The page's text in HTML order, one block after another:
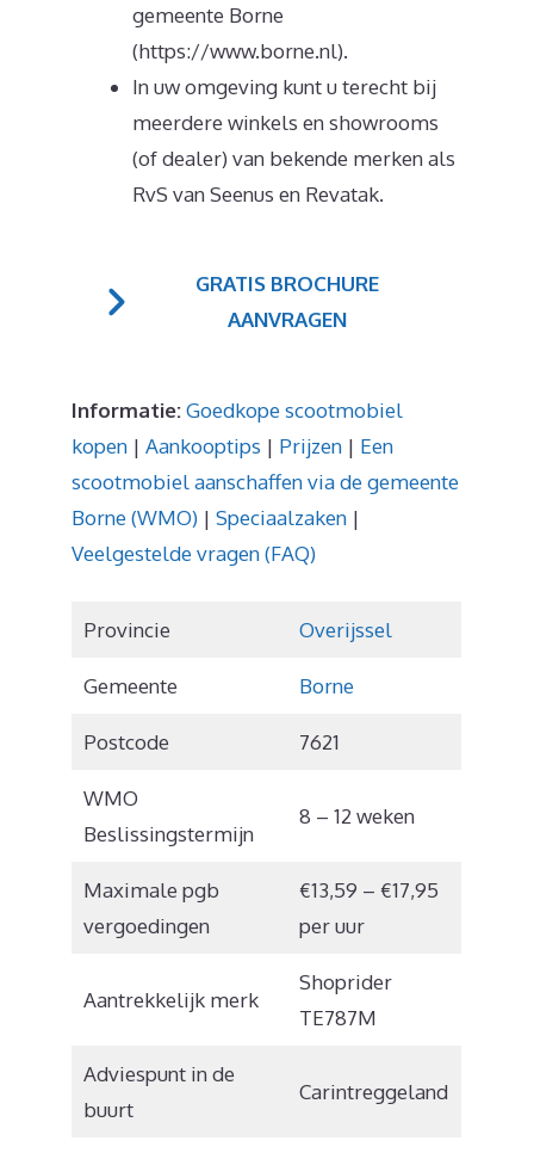
gemeente Borne
(https://www.borne.nl).
In uw omgeving kunt u terecht bij
meerdere winkels en showrooms
(of dealer) van bekende merken als
RvS van Seenus en Revatak.
GRATIS BROCHURE
AANVRAGEN
Informatie:Goedkope scootmobiel
kopen | Aankooptips | Prijzen | Een
scootmobiel aanschaffen via de gemeente
Borne (WMO) | Speciaalzaken |
Veelgestelde vragen (FAQ)
Provincie Overijssel
Gemeente Borne
Postcode 7621
WMO
Beslissingstermijn
8 – 12 weken
Maximale pgb
vergoedingen
€13,59 – €17,95
per uur
Aantrekkelijk merk
Shoprider
TE787M
Adviespunt in de
buurt
Carintreggeland